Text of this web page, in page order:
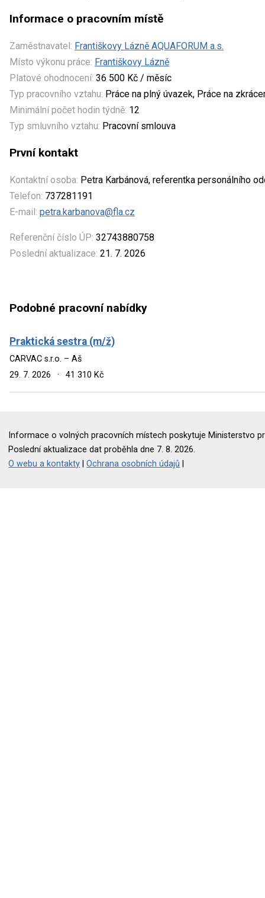
Informace o pracovním místě
Zaměstnavatel: Františkovy Lázně AQUAFORUM a.s.
Místo výkonu práce: Františkovy Lázně
Platové ohodnocení: 36 500 Kč / měsíc
Typ pracovního vztahu: Práce na plný úvazek, Práce na
Minimální počet hodin týdně: 12
Typ smluvního vztahu: Pracovní smlouva
První kontakt
Kontaktní osoba: Petra Karbánová, referentka personálního
Telefon: 737281191
E-mail: petra.karbanova@fla.cz
Referenční číslo ÚP: 32743880758
Poslední aktualizace: 21. 7. 2026
Podobné pracovní nabídky
Praktická sestra (m/ž)
CARVAC s.r.o. – Aš
29. 7. 2026
· 41 310 Kč
Informace o volných pracovních místech poskytuje Ministerstvo
Poslední aktualizace dat proběhla dne 7. 8. 2026.
O webu a kontakty |Ochrana osobních údajů